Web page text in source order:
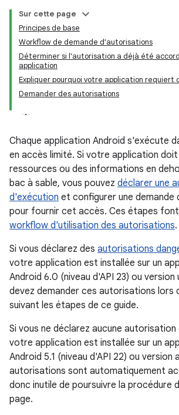
Sur cette page
Principes de base
Workflow de demande d'autorisations
Déterminer si l'autorisation a déjà été
application
Expliquer pourquoi votre application requiert
Demander des autorisations
Chaque application Android s'exécute
en accès limité. Si votre application
ressources ou des informations en
bac à sable, vous pouvez déclarer une
d'exécution et configurer une
pour fournir cet accès. Ces étapes
workflow d'utilisation des autorisations.
Si vous déclarez des autorisations
votre application est installée sur un
Android 6.0 (niveau d'API 23) ou version
devez demander ces autorisations lors
suivant les étapes de ce guide.
Si vous ne déclarez aucune autorisation
votre application est installée sur un
Android 5.1 (niveau d'API 22) ou version
autorisations sont automatiquement
donc inutile de poursuivre la procédure
page.